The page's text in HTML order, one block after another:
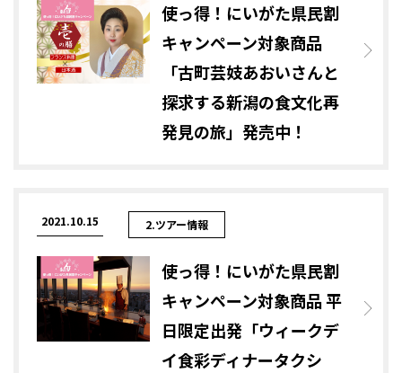
使っ得！にいがた県民割
キャンペーン対象商品
「古町芸妓あおいさんと
探求する新潟の食文化再
発見の旅」発売中！
2021.10.15 2.ツアー情報
使っ得！にいがた県民割
キャンペーン対象商品 平
日限定出発「ウィークデ
イ食彩ディナータクシ